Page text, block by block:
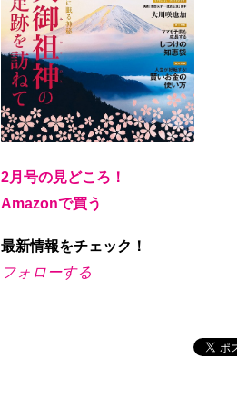
2月号の見どころ！
Amazonで買う
最新情報をチェック！
フォローする